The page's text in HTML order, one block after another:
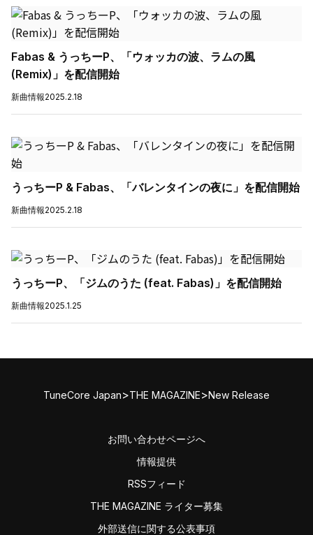
Fabas & うっちーP、「ウォッカの波、ラムの風
(Remix)」を配信開始
新曲情報2025.2.18
うっちーP & Fabas、「バレンタインの夜に」を配信開始
新曲情報2025.2.18
うっちーP、「ジムのうた (feat. Fabas)」を配信開始
新曲情報2025.1.25
TuneCore Japan>THE MAGAZINE>New Release
お問い合わせページへ
情報提供
RSSフィード
THE MAGAZINE ライター募集
外部送信に関する公表事項